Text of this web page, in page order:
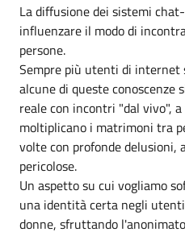
La diffusione dei sistemi
influenzare il modo di
persone.
Sempre più utenti di internet
alcune di queste conoscenze
reale con incontri "dal vivo",
moltiplicano i matrimoni tra
volte con profonde delusioni,
pericolose.
Un aspetto su cui vogliamo
una identità certa negli
donne, sfruttando